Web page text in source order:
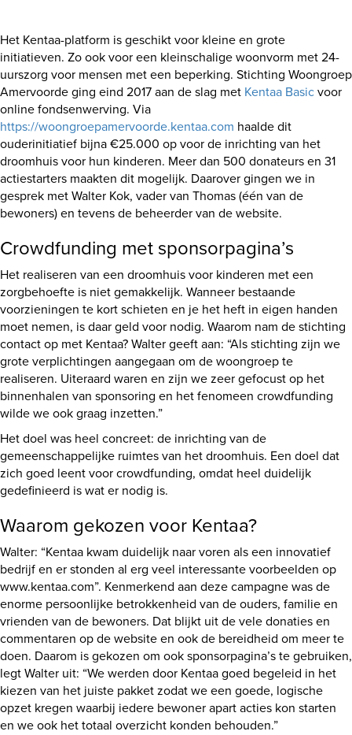
Het Kentaa-platform is geschikt voor kleine en grote
initiatieven. Zo ook voor een kleinschalige woonvorm met 24-
uurszorg voor mensen met een beperking. Stichting Woongroep
Amervoorde ging eind 2017 aan de slag met Kentaa Basicvoor
online fondsenwerving. Via
https://woongroepamervoorde.kentaa.com haalde dit
ouderinitiatief bijna €25.000 op voor de inrichting van het
droomhuis voor hun kinderen. Meer dan 500 donateurs en 31
actiestarters maakten dit mogelijk. Daarover gingen we in
gesprek met Walter Kok, vader van Thomas (één van de
bewoners) en tevens de beheerder van de website.
Crowdfunding met sponsorpagina’s
Het realiseren van een droomhuis voor kinderen met een
zorgbehoefte is niet gemakkelijk. Wanneer bestaande
voorzieningen te kort schieten en je het heft in eigen handen
moet nemen, is daar geld voor nodig. Waarom nam de stichting
contact op met Kentaa? Walter geeft aan: “Als stichting zijn we
grote verplichtingen aangegaan om de woongroep te
realiseren. Uiteraard waren en zijn we zeer gefocust op het
binnenhalen van sponsoring en het fenomeen crowdfunding
wilde we ook graag inzetten.”
Het doel was heel concreet: de inrichting van de
gemeenschappelijke ruimtes van het droomhuis. Een doel dat
zich goed leent voor crowdfunding, omdat heel duidelijk
gedefinieerd is wat er nodig is.
Waarom gekozen voor Kentaa?
Walter: “Kentaa kwam duidelijk naar voren als een innovatief
bedrijf en er stonden al erg veel interessante voorbeelden op
www.kentaa.com”. Kenmerkend aan deze campagne was de
enorme persoonlijke betrokkenheid van de ouders, familie en
vrienden van de bewoners. Dat blijkt uit de vele donaties en
commentaren op de website en ook de bereidheid om meer te
doen. Daarom is gekozen om ook sponsorpagina’s te gebruiken,
legt Walter uit: “We werden door Kentaa goed begeleid in het
kiezen van het juiste pakket zodat we een goede, logische
opzet kregen waarbij iedere bewoner apart acties kon starten
en we ook het totaal overzicht konden behouden.”